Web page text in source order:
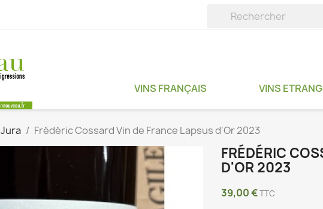
VINS FRANÇAIS VINS
Jura Frédéric Cossard Vin de France Lapsus d'Or 2023
FRÉDÉRIC
D'OR 2023
39,00 €TTC